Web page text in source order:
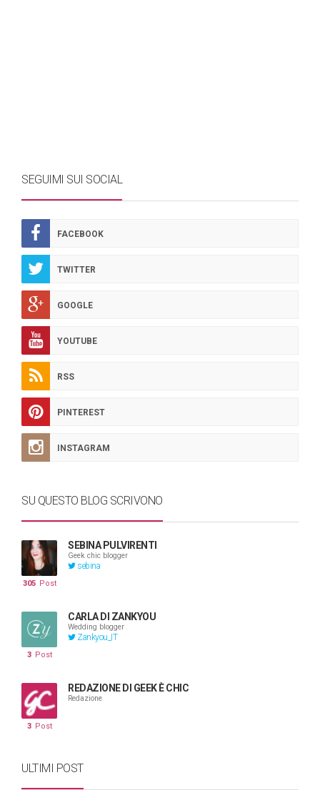
SEGUIMI SUI SOCIAL
FACEBOOK
TWITTER
GOOGLE
YOUTUBE
RSS
PINTEREST
INSTAGRAM
SU QUESTO BLOG SCRIVONO
SEBINA PULVIRENTI
Geek chic blogger
sebina
305 Post
CARLA DI ZANKYOU
Wedding blogger
Zankyou_IT
3 Post
REDAZIONE DI GEEK È CHIC
Redazione
3 Post
ULTIMI POST